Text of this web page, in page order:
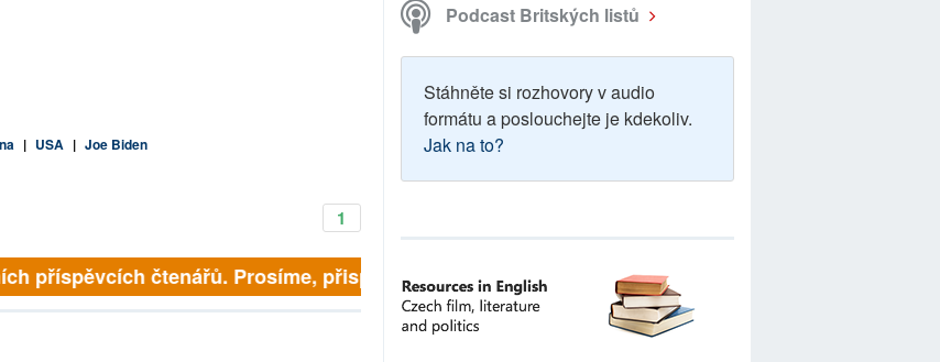
| USA | Joe Biden
1
příspěvcích čtenářů. Prosíme, přispějte. ➥
Podcast Britských listů
Stáhněte si rozhovory v audio
formátu a poslouchejte je kdekoliv.
Jak na to?